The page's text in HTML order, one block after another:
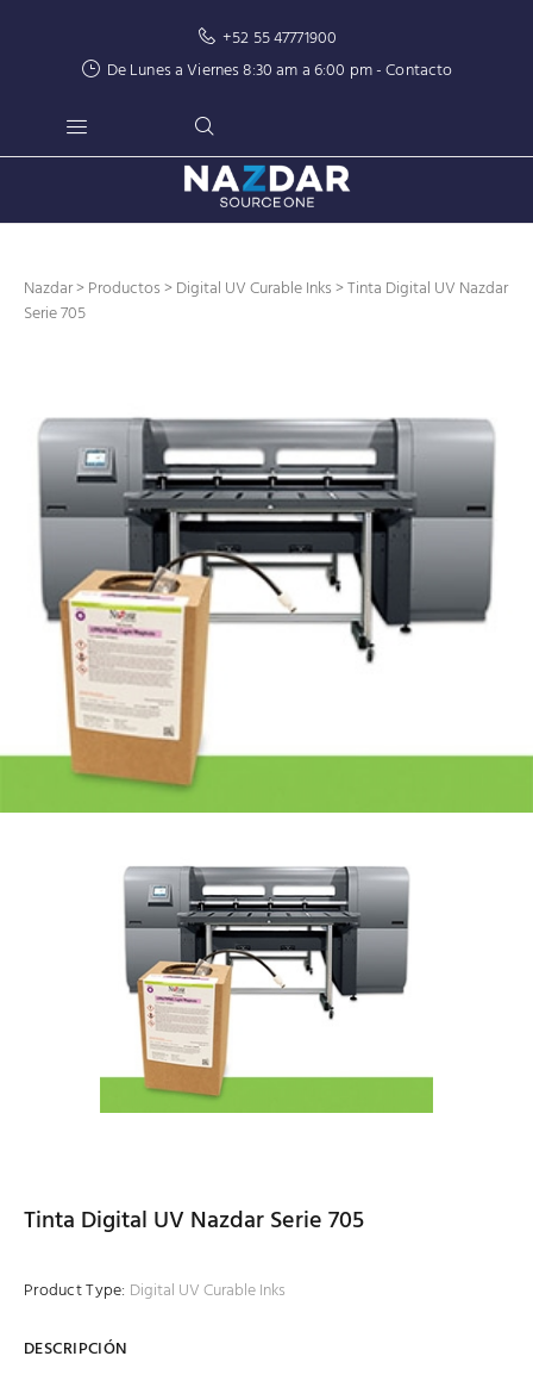
+52 55 47771900
De Lunes a Viernes 8:30 am a 6:00 pm -Contacto
Nazdar>Productos>Digital UV Curable Inks> Tinta Digital UV Nazdar
Serie 705
Tinta Digital UV Nazdar Serie 705
Product Type: Digital UV Curable Inks
DESCRIPCIÓN